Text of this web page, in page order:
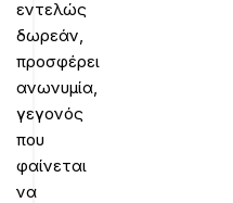
εντελώς
δωρεάν,
προσφέρει
ανωνυμία,
γεγονός
που
φαίνεται
να